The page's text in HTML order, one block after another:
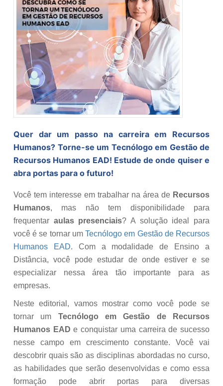
Quer dar um passo na carreira em Recursos
Humanos? Torne-se um Tecnólogo em Gestão de
Recursos Humanos EAD! Estude de onde quiser e
abra portas para o futuro!
Você tem interesse em trabalhar na área de Recursos
Humanos, mas não tem disponibilidade para
frequentar aulas presenciais? A solução ideal para
você é se tornar umTecnólogo em Gestão de Recursos
Humanos EAD. Com a modalidade de Ensino a
Distância, você pode estudar de onde estiver e se
especializar nessa área tão importante para as
empresas.
Neste editorial, vamos mostrar como você pode se
tornar um Tecnólogo em Gestão de Recursos
Humanos EAD e conquistar uma carreira de sucesso
nesse campo em crescimento constante. Você vai
descobrir quais são as disciplinas abordadas no curso,
as habilidades que serão desenvolvidas e como essa
formação pode abrir portas para diversas